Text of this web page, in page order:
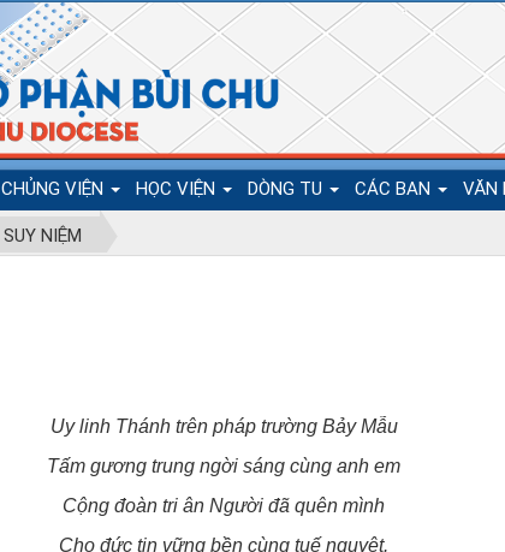
CHỦNG VIỆN HỌC VIỆN DÒNG TU CÁC BAN VĂN
SUY NIỆM
Uy linh Thánh trên pháp trường Bảy Mẫu
Tấm gương trung ngời sáng cùng anh em
Cộng đoàn tri ân Người đã quên mình
Cho đức tin vững bền cùng tuế nguyệt.